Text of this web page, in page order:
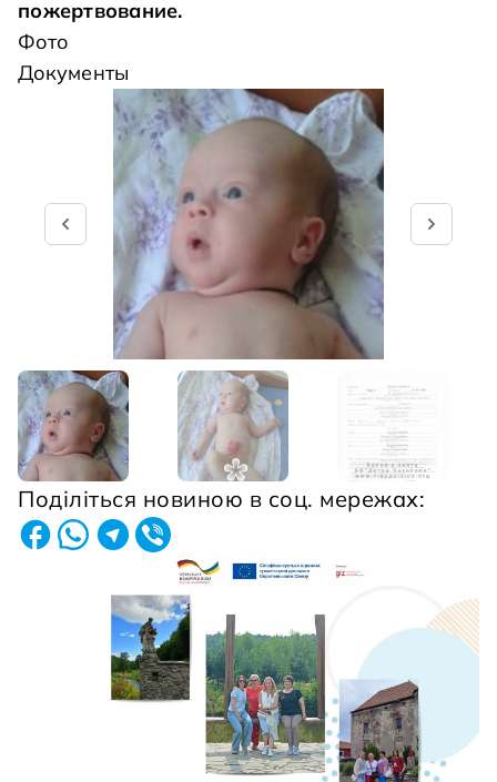
пожертвование.
Фото
Документы
Поділіться новиною в соц. мережах: